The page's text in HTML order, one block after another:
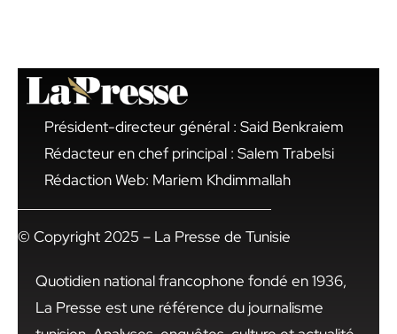
Président-directeur général : Said Benkraiem
Rédacteur en chef principal : Salem Trabelsi
Rédaction Web: Mariem Khdimmallah
© Copyright 2025 – La Presse de Tunisie
Quotidien national francophone fondé en 1936,
La Presse est une référence du journalisme